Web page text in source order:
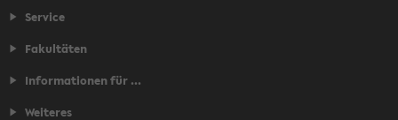
Service
Fakultäten
Informationen für ...
Weiteres